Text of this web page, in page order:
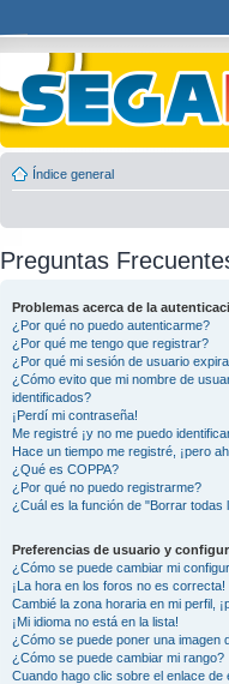
Índice general
Preguntas
Problemas acerca de la
¿Por qué no puedo autenticarme?
¿Por qué me tengo que registrar?
¿Por qué mi sesión de usuario
¿Cómo evito que mi nombre de
identificados?
¡Perdí mi contraseña!
Me registré ¡y no me puedo
Hace un tiempo me registré, ¡pero
¿Qué es COPPA?
¿Por qué no puedo registrarme?
¿Cuál es la función de "Borrar todas
Preferencias de usuario y
¿Cómo se puede cambiar mi
¡La hora en los foros no es correcta!
Cambié la zona horaria en mi perfil,
¡Mi idioma no está en la lista!
¿Cómo se puede poner una imagen
¿Cómo se puede cambiar mi rango?
Cuando hago clic sobre el enlace de